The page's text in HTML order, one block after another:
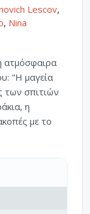
Lescov,
, Nina
ατμόσφαιρα
"Η μαγεία
των σπιτιών
η
με το